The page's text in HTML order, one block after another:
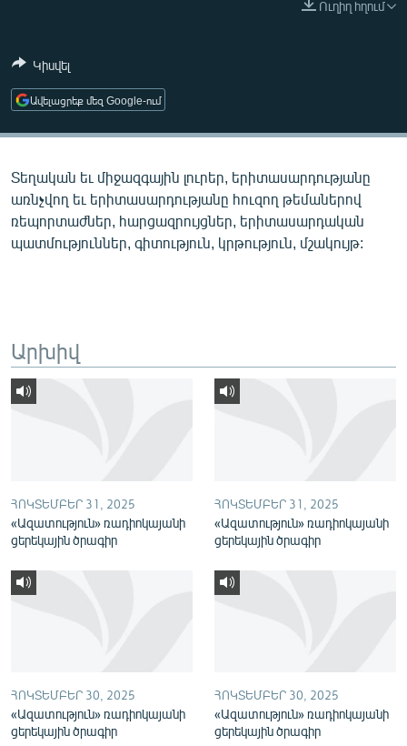
ՄԵԿՆԱԲԱՆՈՒԹՅՈՒՆ
ԿՈՐՈՆԱՎԻՐՈՒՍ
ԱՐԽԻՎ
ՏԵՍԱՆՅՈՒԹԵՐ
ՓՈԴՔԱՍԹ
Հայերեն
ՀԵՏԵՎԵՔ ՄԵԶ
Ուղիղ հղում
Կիսվել
Ավելացրեք մեզ Google-ում
Տեղական եւ միջազգային լուրեր, երիտասարդությանը
առնչվող եւ երիտասարդությանը հուզող թեմաներով
ռեպորտաժներ, հարցազրույցներ, երիտասարդական
պատմություններ, գիտություն, կրթություն, մշակույթ:
Արխիվ
ՀՈԿՏԵՄԲԵՐ 31, 2025
«Ազատություն» ռադիոկայանի
ցերեկային ծրագիր
ՀՈԿՏԵՄԲԵՐ 31, 2025
«Ազատություն» ռադիոկայանի
ցերեկային ծրագիր
ՀՈԿՏԵՄԲԵՐ 30, 2025
«Ազատություն» ռադիոկայանի
ցերեկային ծրագիր
ՀՈԿՏԵՄԲԵՐ 30, 2025
«Ազատություն» ռադիոկայանի
ցերեկային ծրագիր